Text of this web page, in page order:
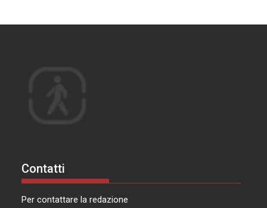
Contatti
Per contattare la redazione